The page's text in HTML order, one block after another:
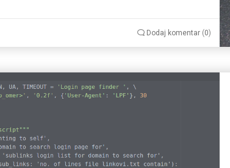
Dodaj komentar (0)